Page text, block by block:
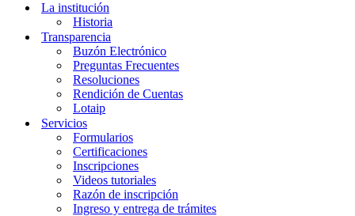
La institución
Historia
Transparencia
Buzón Electrónico
Preguntas Frecuentes
Resoluciones
Rendición de Cuentas
Lotaip
Servicios
Formularios
Certificaciones
Inscripciones
Videos tutoriales
Razón de inscripción
Ingreso y entrega de trámites